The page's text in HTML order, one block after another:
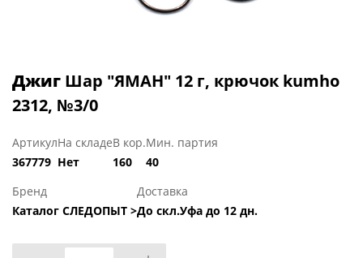
Джиг Шар "ЯМАН" 12 г, крючок kumho
2312, №3/0
Артикул
367779
На складе
Нет
В кор.
160
Мин. партия
40
Бренд
Каталог СЛЕДОПЫТ >
Доставка
До скл.Уфа до 12 дн.